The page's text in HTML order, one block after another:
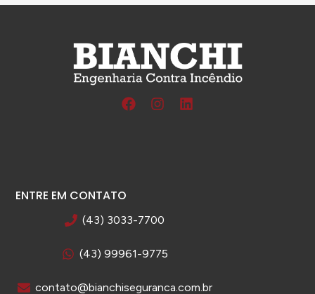
Confiável é a palavra que define a Bianchi
engenharia, hoje temos a tranquilidade de
que estamos em boas mãos
ENTRE EM CONTATO
(43) 3033-7700
(43) 99961-9775
contato@bianchiseguranca.com.br